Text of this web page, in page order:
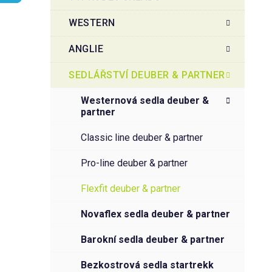
t
n
í
WESTERN
ANGLIE
SEDLÁŘSTVÍ DEUBER & PARTNER
westernová sedla deuber &
partner
classic line deuber & partner
pro-line deuber & partner
flexfit deuber & partner
novaflex sedla deuber & partner
barokní sedla deuber & partner
bezkostrová sedla startrekk